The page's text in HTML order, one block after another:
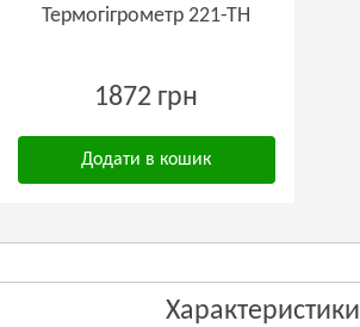
Термогігрометр 221-ТН
1872 грн
Додати в кошик
Характеристики